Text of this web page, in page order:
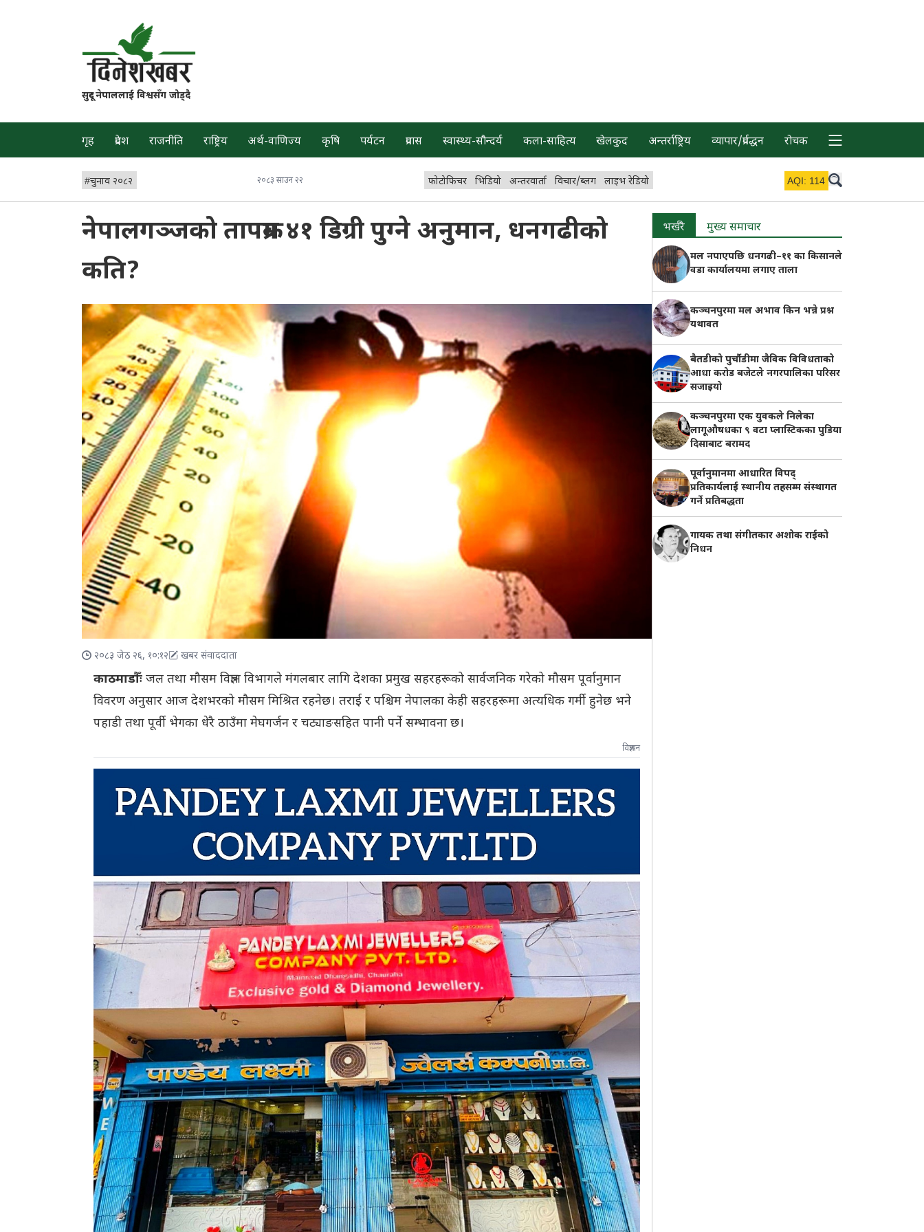
सुदूर नेपाललाई विश्वसँग जोड्दै
गृह प्रदेश राजनीति राष्ट्रिय अर्थ-वाणिज्य कृषि पर्यटन प्रवास स्वास्थ्य-सौन्दर्य कला-साहित्य खेलकुद अन्तर्राष्ट्रिय व्यापार/प्रर्वद्धन रोचक
#चुनाव २०८२ २०८३ साउन २२ फोटोफिचर भिडियो अन्तरवार्ता विचार/ब्लग लाइभ रेडियो AQI: 114
नेपालगञ्जको तापक्रम ४१ डिग्री पुग्ने अनुमान, धनगढीको
कति?
२०८३ जेठ २६, १०:१२ खबर संवाददाता
काठमाडौँःजल तथा मौसम विज्ञान विभागले मंगलबार लागि देशका प्रमुख सहरहरूको सार्वजनिक गरेको मौसम पूर्वानुमान
विवरण अनुसार आज देशभरको मौसम मिश्रित रहनेछ। तराई र पश्चिम नेपालका केही सहरहरूमा अत्यधिक गर्मी हुनेछ भने
पहाडी तथा पूर्वी भेगका धेरै ठाउँमा मेघगर्जन र चट्याङसहित पानी पर्ने सम्भावना छ।
विज्ञापन
भर्खरै मुख्य समाचार
मल नपाएपछि धनगढी–११ का किसानले
वडा कार्यालयमा लगाए ताला
कञ्चनपुरमा मल अभाव किन भन्ने प्रश्न
यथावत
बैतडीको पुर्चौडीमा जैविक विविधताको
आधा करोड बजेटले नगरपालिका परिसर
सजाइयो
कञ्चनपुरमा एक युवकले निलेका
लागूऔषधका ९ वटा प्लास्टिकका पुडिया
दिसाबाट बरामद
पूर्वानुमानमा आधारित विपद्
प्रतिकार्यलाई स्थानीय तहसम्म संस्थागत
गर्ने प्रतिबद्धता
गायक तथा संगीतकार अशोक राईको
निधन